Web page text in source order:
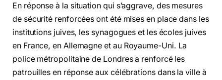
En réponse à la situation qui s’aggrave, des mesures
de sécurité renforcées ont été mises en place dans les
institutions juives, les synagogues et les écoles juives
en France, en Allemagne et au Royaume-Uni. La
police métropolitaine de Londres a renforcé les
patrouilles en réponse aux célébrations dans la ville à